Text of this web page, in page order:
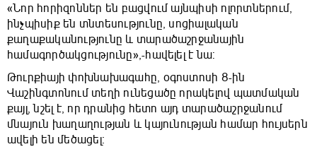
«Նոր հորիզոններ են բացվում այնպիսի ոլորտներում,
ինչպիսիք են տնտեսությունը, սոցիալական
քաղաքականությունը և տարածաշրջանային
համագործակցությունը»,-հավելել է նա:
Թուրքիայի փոխնախագահը, օգոստոսի 8-ին
Վաշինգտոնում տեղի ունեցածը որակելով պատմական
քայլ, նշել է, որ դրանից հետո այդ տարածաշրջանում
մնայուն խաղաղության և կայունության համար հույսերն
ավելի են մեծացել։